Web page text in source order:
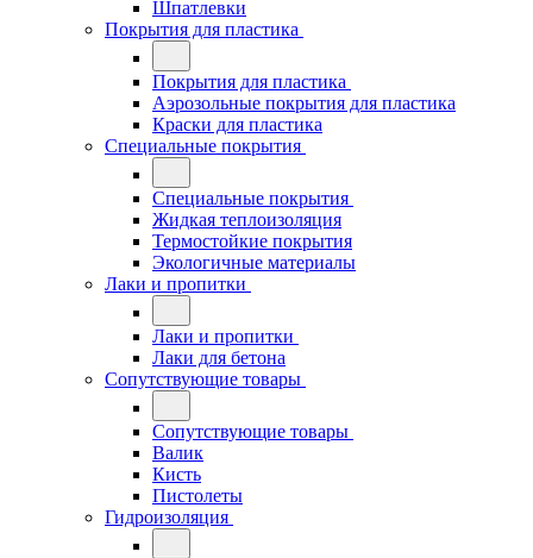
Шпатлевки
Покрытия для пластика
Покрытия для пластика
Аэрозольные покрытия для пластика
Краски для пластика
Специальные покрытия
Специальные покрытия
Жидкая теплоизоляция
Термостойкие покрытия
Экологичные материалы
Лаки и пропитки
Лаки и пропитки
Лаки для бетона
Сопутствующие товары
Сопутствующие товары
Валик
Кисть
Пистолеты
Гидроизоляция